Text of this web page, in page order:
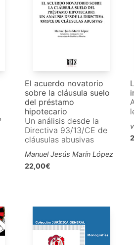
El acuerdo novatorio
sobre la cláusula suelo
del préstamo
hipotecario
Un análisis desde la
Directiva 93/13/CE de
cláusulas abusivas
Manuel Jesús Marín López
22,00€